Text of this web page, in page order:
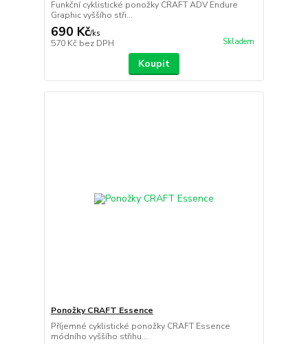
Funkční cyklistické ponožky CRAFT ADV Endure
Graphic vyššího stři...
690 Kč/ks
570 Kč bez DPH Skladem
Koupit
Ponožky CRAFT Essence
Příjemné cyklistické ponožky CRAFT Essence
módního vyššího střihu...